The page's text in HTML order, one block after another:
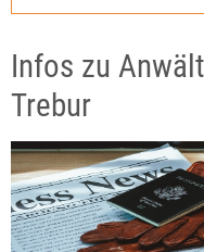
Infos zu
Trebur